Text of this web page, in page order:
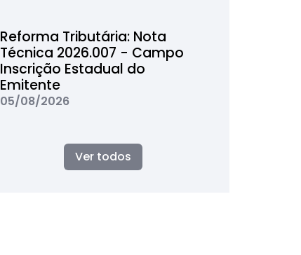
Reforma Tributária: Nota
Técnica 2026.007 - Campo
Inscrição Estadual do
Emitente
05/08/2026
Ver todos